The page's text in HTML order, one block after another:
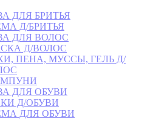
ДЛЯ БРИТЬЯ
Д/БРИТЬЯ
ДЛЯ ВОЛОС
Д/ВОЛОС
ПЕНА, МУССЫ, ГЕЛЬ Д/
ДЛЯ ОБУВИ
Д/ОБУВИ
ДЛЯ ОБУВИ